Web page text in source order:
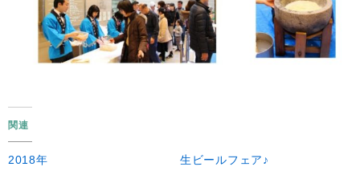
関連
2018年 生ビールフェア♪